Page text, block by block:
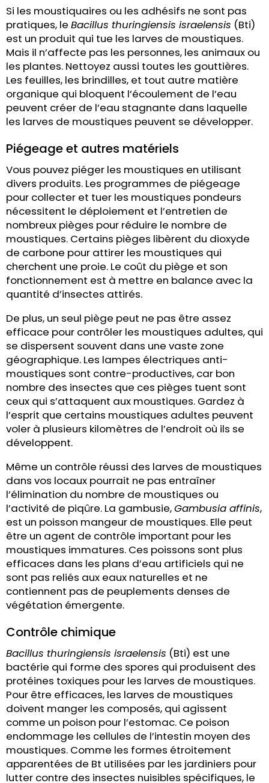
Si les moustiquaires ou les adhésifs ne sont pas
pratiques, le Bacillus thuringiensis israelensis (Bti)
est un produit qui tue les larves de moustiques.
Mais il n’affecte pas les personnes, les animaux ou
les plantes. Nettoyez aussi toutes les gouttières.
Les feuilles, les brindilles, et tout autre matière
organique qui bloquent l’écoulement de l’eau
peuvent créer de l’eau stagnante dans laquelle
les larves de moustiques peuvent se développer.
Piégeage et autres matériels
Vous pouvez piéger les moustiques en utilisant
divers produits. Les programmes de piégeage
pour collecter et tuer les moustiques pondeurs
nécessitent le déploiement et l’entretien de
nombreux pièges pour réduire le nombre de
moustiques. Certains pièges libèrent du dioxyde
de carbone pour attirer les moustiques qui
cherchent une proie. Le coût du piège et son
fonctionnement est à mettre en balance avec la
quantité d’insectes attirés.
De plus, un seul piège peut ne pas être assez
efficace pour contrôler les moustiques adultes, qui
se dispersent souvent dans une vaste zone
géographique. Les lampes électriques anti-
moustiques sont contre-productives, car bon
nombre des insectes que ces pièges tuent sont
ceux qui s’attaquent aux moustiques. Gardez à
l’esprit que certains moustiques adultes peuvent
voler à plusieurs kilomètres de l’endroit où ils se
développent.
Même un contrôle réussi des larves de moustiques
dans vos locaux pourrait ne pas entraîner
l’élimination du nombre de moustiques ou
l’activité de piqûre. La gambusie,Gambusia affinis,
est un poisson mangeur de moustiques. Elle peut
être un agent de contrôle important pour les
moustiques immatures. Ces poissons sont plus
efficaces dans les plans d’eau artificiels qui ne
sont pas reliés aux eaux naturelles et ne
contiennent pas de peuplements denses de
végétation émergente.
Contrôle chimique
Bacillus thuringiensis israelensis (Bti) est une
bactérie qui forme des spores qui produisent des
protéines toxiques pour les larves de moustiques.
Pour être efficaces, les larves de moustiques
doivent manger les composés, qui agissent
comme un poison pour l’estomac. Ce poison
endommage les cellules de l’intestin moyen des
moustiques. Comme les formes étroitement
apparentées de Bt utilisées par les jardiniers pour
lutter contre des insectes nuisibles spécifiques, le